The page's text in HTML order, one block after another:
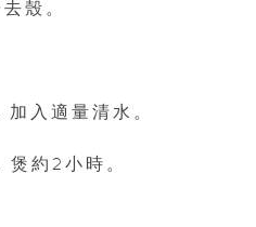
殼。
入適量清水。
約2小時。